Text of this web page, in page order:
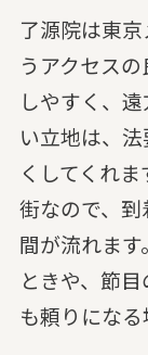
了源院は東
うアクセス
しやすく、
い立地は、
くしてくれ
街なので、
間が流れま
ときや、節
も頼りになる